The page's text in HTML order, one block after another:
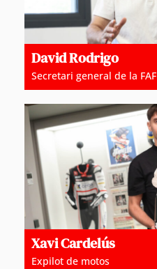
David Rodrigo
Secretari general de la FAF
Xavi Cardelús
Expilot de motos